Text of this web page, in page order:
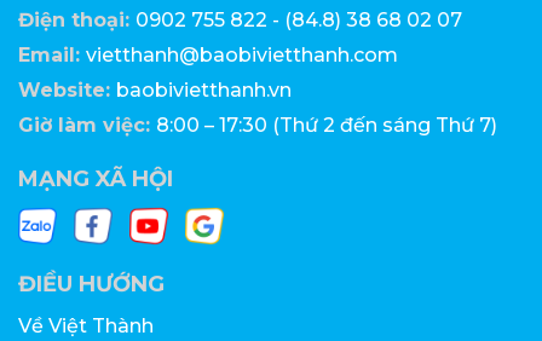
Điện thoại: 0902 755 822 - (84.8) 38 68 02 07
Email: vietthanh@baobivietthanh.com
Website: baobivietthanh.vn
Giờ làm việc: 8:00 – 17:30 (Thứ 2 đến sáng Thứ 7)
MẠNG XÃ HỘI
ĐIỀU HƯỚNG
Về Việt Thành